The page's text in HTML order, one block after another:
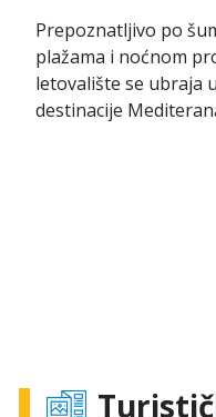
Prepoznatljivo po
plažama i noćnom
letovalište se ubraja
destinacije